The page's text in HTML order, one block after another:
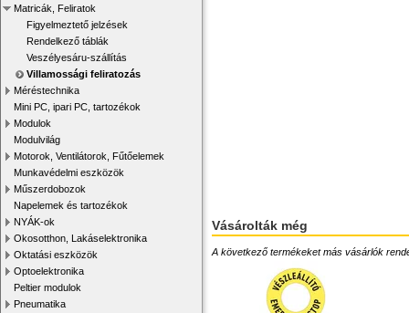
Matricák, Feliratok
Figyelmeztető jelzések
Rendelkező táblák
Veszélyesáru-szállítás
Villamossági feliratozás
Méréstechnika
Mini PC, ipari PC, tartozékok
Modulok
Modulvilág
Motorok, Ventilátorok, Fűtőelemek
Munkavédelmi eszközök
Műszerdobozok
Napelemek és tartozékok
NYÁK-ok
Okosotthon, Lakáselektronika
Oktatási eszközök
Optoelektronika
Peltier modulok
Pneumatika
Vásárolták még
A következő termékeket más vásárlók